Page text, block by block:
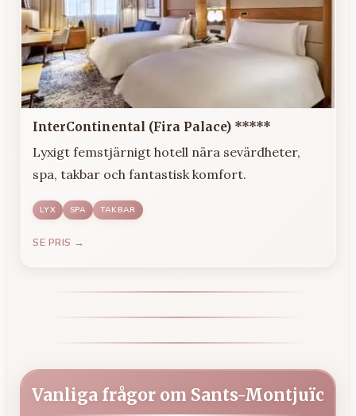
InterContinental (Fira Palace) *****
Lyxigt femstjärnigt hotell nära sevärdheter,
spa, takbar och fantastisk komfort.
LYX SPA TAKBAR
SE PRIS →
Vanliga frågor om Sants-Montjuïc